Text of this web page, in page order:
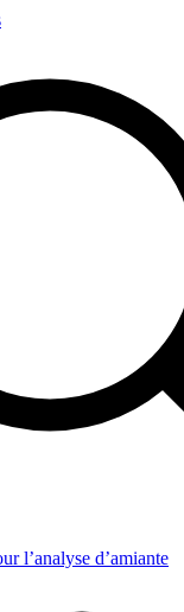
l’analyse d’amiante